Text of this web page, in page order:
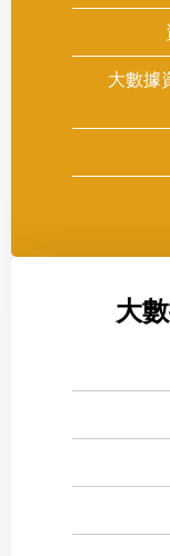
大數據
大